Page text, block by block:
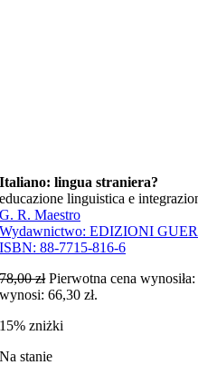
Italiano: lingua straniera?
educazione linguistica e
G. R. Maestro
Wydawnictwo:EDIZIONI
ISBN:88-7715-816-6
78,00zł Pierwotna cena wynosiła:
wynosi: 66,30 zł.
15% zniżki
Na stanie